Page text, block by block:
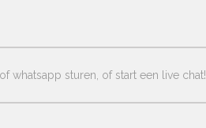
whatsapp sturen, of start een live chat!